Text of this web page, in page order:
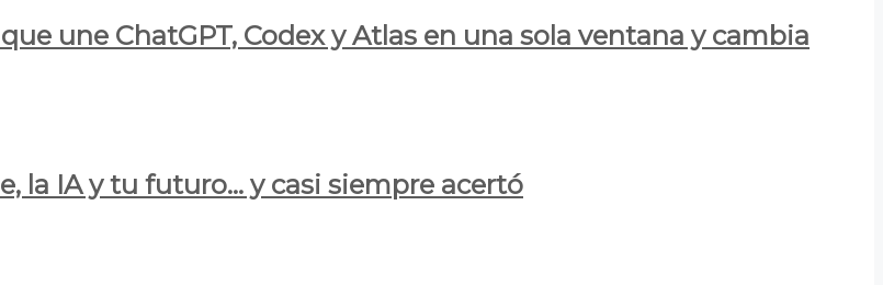
une ChatGPT, Codex y Atlas en una sola ventana y cambia
la IA y tu futuro… y casi siempre acertó